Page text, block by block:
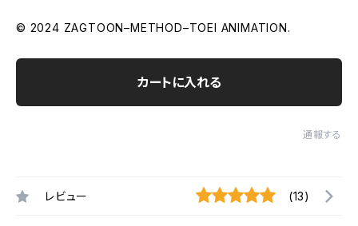
© 2024 ZAGTOON–METHOD–TOEI ANIMATION.
カートに入れる
通報する
レビュー (13)